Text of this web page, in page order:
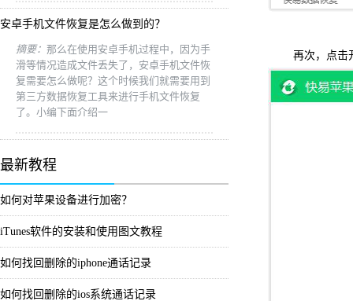
安卓手机文件恢复是怎么做到的？
摘要： 那么在使用安卓手机过程中，因为手
滑等情况造成文件丢失了，安卓手机文件恢
复需要怎么做呢？这个时候我们就需要用到
第三方数据恢复工具来进行手机文件恢复
了。小编下面介绍一
最新教程
如何对苹果设备进行加密？
iTunes软件的安装和使用图文教程
如何找回删除的iphone通话记录
如何找回删除的ios系统通话记录
再次，点击